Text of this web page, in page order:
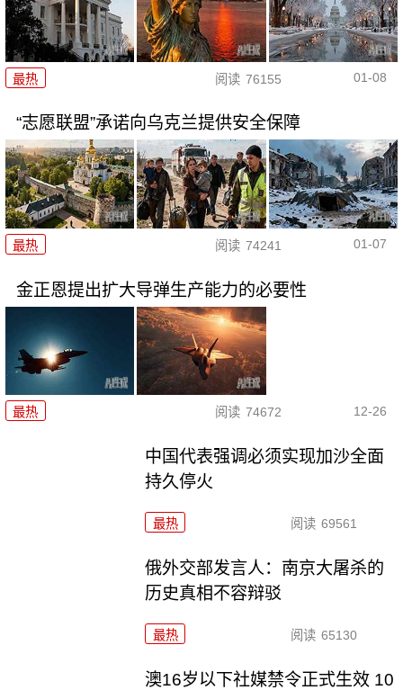
最热 阅读 76155 01-08
“志愿联盟”承诺向乌克兰提供安全保障
最热 阅读 74241 01-07
金正恩提出扩大导弹生产能力的必要性
最热 阅读 74672 12-26
中国代表强调必须实现加沙全面
持久停火
最热 阅读 69561
俄外交部发言人：南京大屠杀的
历史真相不容辩驳
最热 阅读 65130
澳16岁以下社媒禁令正式生效 10